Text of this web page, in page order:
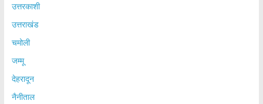
उत्तरकाशी
उत्तराखंड
चमोली
जम्मू
देहरादून
नैनीताल